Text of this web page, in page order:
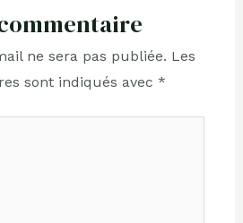
ne sera pas publiée. Les
sont indiqués avec *